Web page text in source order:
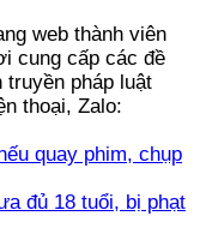
web thành viên
cung cấp các đề
pháp luật
thoại, Zalo:
quay phim, chụp
đủ 18 tuổi, bị phạt